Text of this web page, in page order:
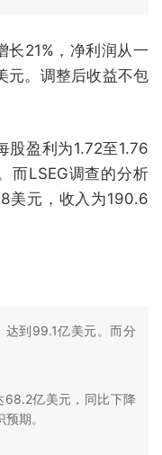
长21%，净利润从一
元。调整后收益不包
股盈利为1.72至1.76
而LSEG调查的分析
美元，收入为190.6
达到99.1亿美元。而分
68.2亿美元，同比下降
期。